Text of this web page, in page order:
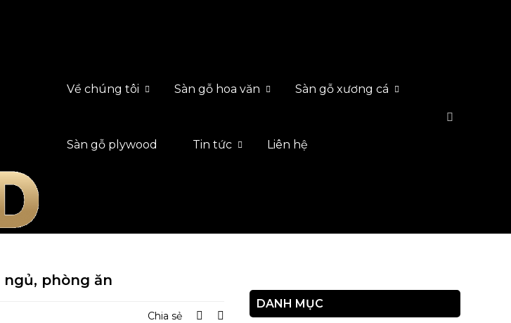
Về chúng tôi Sàn gỗ hoa văn Sàn gỗ xương cá
Sàn gỗ plywood Tin tức Liên hệ
phòng ăn
Chia sẻ
DANH MỤC